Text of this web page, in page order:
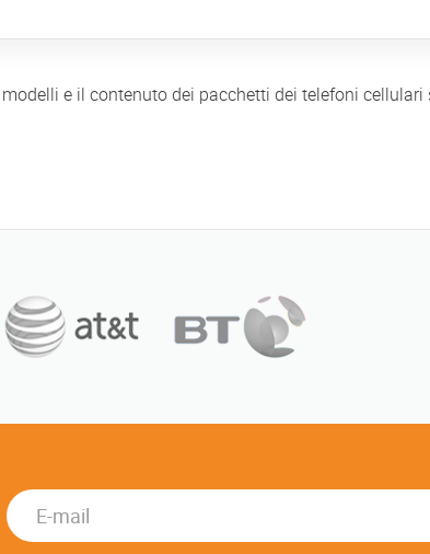
e il contenuto dei pacchetti dei telefoni